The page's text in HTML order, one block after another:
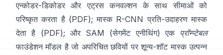
एन्कोडर-डिकोडर और एट्रस कनवल्शन के साथ सीमाओं को
परिष्कृत करता है (PDF); मास्क R-CNN प्रति-उदाहरण मास्क
देता है (PDF); और SAM (सेगमेंट एनीथिंग) एक
प्रॉम्प्टेबल
फाउंडेशन मॉडल है जो अपरिचित छवियों पर शून्य-शॉट मास्क उत्पन्न